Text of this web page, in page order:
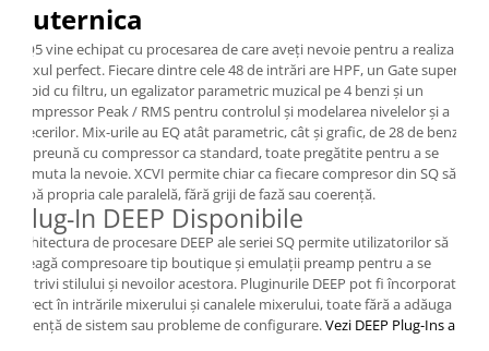
Microfoane USB - Podcast, Gaming
Seturi de microfoane
Sisteme wireless
Mixere
Accesorii mixere
Mixere analogice
Mixere digitale
Mixere pentru DJ
Monitorizare In-Ear
Stative pentru Boxe
Stative pentru Microfoane
Puternica
SQ5 vine echipat cu procesarea de care aveți nevoie pentru a realiza
mixul perfect. Fiecare dintre cele 48 de intrări are HPF, un Gate super-
rapid cu filtru, un egalizator parametric muzical pe 4 benzi și un
compressor Peak / RMS pentru controlul și modelarea nivelelor și a
trecerilor. Mix-urile au EQ atât parametric, cât și grafic, de 28 de benzi,
împreună cu compressor ca standard, toate pregătite pentru a se
comuta la nevoie. XCVI permite chiar ca fiecare compresor din SQ să
aibă propria cale paralelă, fără griji de fază sau coerență.
Plug-In DEEP Disponibile
Arhitectura de procesare DEEP ale seriei SQ permite utilizatorilor să
aleagă compresoare tip boutique și emulații preamp pentru a se
potrivi stilului și nevoilor acestora. Pluginurile DEEP pot fi încorporate
direct în intrările mixerului și canalele mixerului, toate fără a adăuga
latență de sistem sau probleme de configurare.Vezi DEEP Plug-Ins aici